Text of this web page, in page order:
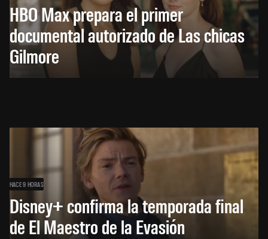
HBO Max prepara el primer
documental autorizado de Las chicas
Gilmore
HACE 9 HORAS
Disney+ confirma la temporada final
de El Maestro de la Evasión